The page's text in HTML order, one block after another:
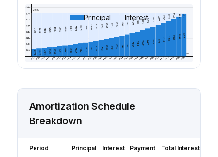
Principal Interest
Amortization Schedule
Breakdown
Period Principal Interest Payment Total Interest Paid